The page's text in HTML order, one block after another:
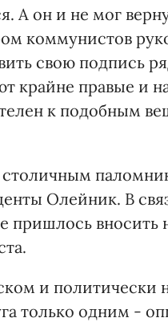
А он и не мог
коммунистов
свою подпись
крайне правые и
к подобным
столичным
Олейник. В
вносить
и политически
только одним -